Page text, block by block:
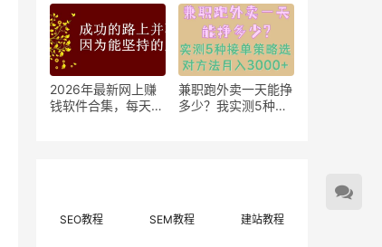
2026年最新网上赚
钱软件合集，每天免
兼职跑外卖一天能挣
多少？我实测5种接
SEO教程 SEM教程 建站教程